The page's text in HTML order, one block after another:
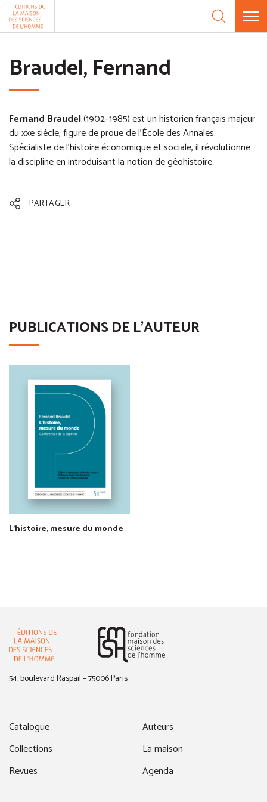
Aller au contenu
Braudel, Fernand
Fernand Braudel(1902–1985) est un historien français majeur
du xxe siècle, figure de proue de l'École des Annales.
Spécialiste de l'histoire économique et sociale, il révolutionne
la discipline en introduisant la notion de géohistoire.
PARTAGER
PUBLICATIONS DE L'AUTEUR
L'histoire, mesure du monde
54, boulevard Raspail – 75006 Paris
Catalogue
Collections
Revues
Auteurs
La maison
Agenda
Panneau de gestion des cookies